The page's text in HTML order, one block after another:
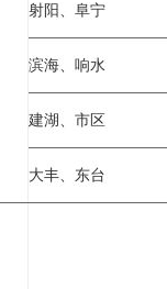
射阳、阜宁
滨海、响水
建湖、市区
大丰、东台